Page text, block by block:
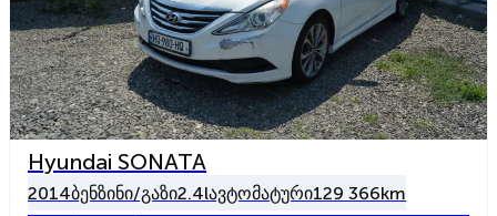
Hyundai SONATA
2014ბენზინი/გაზი2.4lავტომატური129 366km